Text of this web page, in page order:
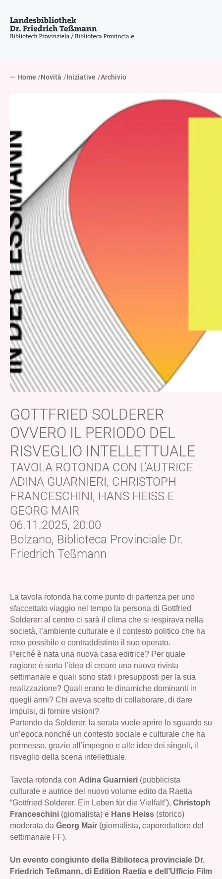
Home Novità Iniziative Archivio
GOTTFRIED SOLDERER
OVVERO IL PERIODO DEL
RISVEGLIO INTELLETTUALE
TAVOLA ROTONDA CON L’AUTRICE
ADINA GUARNIERI, CHRISTOPH
FRANCESCHINI, HANS HEISS E
GEORG MAIR
06.11.2025, 20:00
Bolzano, Biblioteca Provinciale Dr.
Friedrich Teßmann
La tavola rotonda ha come punto di partenza per uno
sfaccettato viaggio nel tempo la persona di Gottfried
Solderer: al centro ci sarà il clima che si respirava nella
società, l’ambiente culturale e il contesto politico che ha
reso possibile e contraddistinto il suo operato.
Perché è nata una nuova casa editrice? Per quale
ragione è sorta l’idea di creare una nuova rivista
settimanale e quali sono stati i presupposti per la sua
realizzazione? Quali erano le dinamiche dominanti in
quegli anni? Chi aveva scelto di collaborare, di dare
impulsi, di fornire visioni?
Partendo da Solderer, la serata vuole aprire lo sguardo su
un’epoca nonché un contesto sociale e culturale che ha
permesso, grazie all’impegno e alle idee dei singoli, il
risveglio della scena intellettuale.
Tavola rotonda con Adina Guarnieri (pubblicista
culturale e autrice del nuovo volume edito da Raetia
“Gottfried Solderer. Ein Leben für die Vielfalt”), Christoph
Franceschini (giornalista) e Hans Heiss (storico)
moderata da Georg Mair (giornalista, caporedattore del
settimanale FF).
Un evento congiunto della Biblioteca provinciale Dr.
Friedrich Teßmann, di Edition Raetia e dell’Ufficio Film